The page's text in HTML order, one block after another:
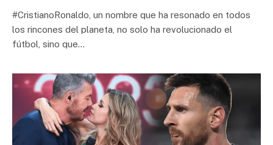
#CristianoRonaldo, un nombre que ha resonado en todos
los rincones del planeta, no solo ha revolucionado el
fútbol, sino que…